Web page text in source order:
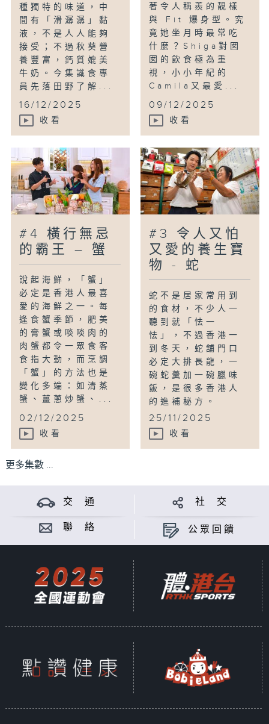
種獨特的味道，中
間有「滑潺潺」黏
液，不是人人能夠
接受；不過秋葵營
養豐富，鈣質媲美
牛奶。今集識食專
員先落田野了解...
16/12/2025
收看
著令人稱羨的靚樣
與 Fit 爆身型。究
竟她坐月時最常吃
什麼？Shiga對囡
囡的飲食極為重
視，小小年紀的
Camila又最愛...
09/12/2025
收看
#4 橫行無忌
的霸王 – 蟹
說起海鮮，「蟹」
必定是香港人最喜
愛的海鮮之一。每
逢食蟹季節，肥美
的膏蟹或啖啖肉的
肉蟹都令一眾食客
食指大動，而烹調
「蟹」的方法也是
變化多端：如清蒸
蟹、薑蔥炒蟹、...
02/12/2025
收看
#3 令人又怕
又愛的養生寶
物 - 蛇
蛇不是居家常用到
的食材，不少人一
聽到就「怯一
怯」，不過香港一
到冬天，蛇舖門口
必定大排長龍，一
碗蛇羹加一碗臘味
飯，是很多香港人
的進補秘方。
...
25/11/2025
收看
更多集數 ...
交 通 社 交
聯 絡 公眾回饋